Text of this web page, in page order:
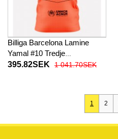
Billiga Barcelona Lamine
Yamal #10 Tredje
fotbollskläder 2025-26
395.82SEK 1 041.70SEK
1 2